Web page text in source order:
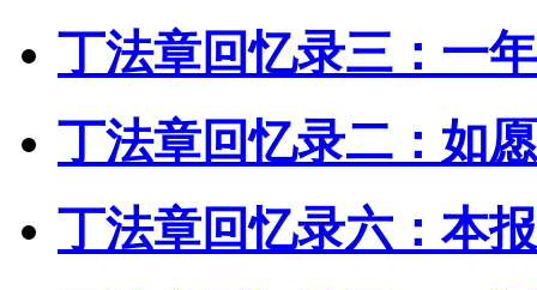
丁法章回忆录三：一
丁法章回忆录二：如
丁法章回忆录六：本